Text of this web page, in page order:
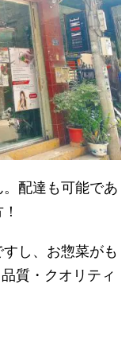
配達も可能であ
し、お惣菜がも
質・クオリティ